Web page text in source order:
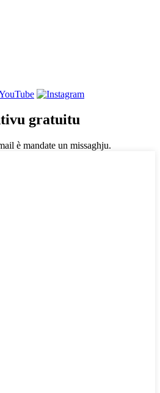
gratuitu
è mandate un missaghju.